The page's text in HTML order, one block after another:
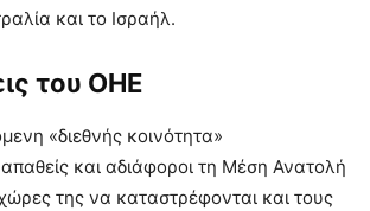
και το Ισραήλ.
του ΟΗΕ
«διεθνής κοινότητα»
και αδιάφοροι τη Μέση Ανατολή
της να καταστρέφονται και τους